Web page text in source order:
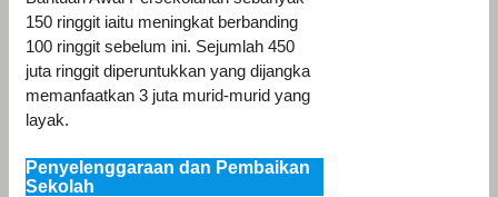
150 ringgit iaitu meningkat berbanding
100 ringgit sebelum ini. Sejumlah 450
juta ringgit diperuntukkan yang dijangka
memanfaatkan 3 juta murid-murid yang
layak.
Penyelenggaraan dan Pembaikan
Sekolah